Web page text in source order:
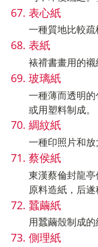
表心紙
一種質地比較疏
表紙
裱禙書畫用的襯
玻璃紙
一種薄而透明
或用塑料制成
綢紋紙
一種印照片和放
蔡侯紙
東漢蔡倫封龍
原料造紙，后遂
蠶繭紙
用蠶繭殼制成的
側理紙